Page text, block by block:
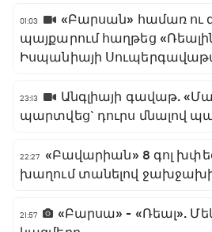
01:03
«Բարսան» համառ ու
պայքարում հաղթեց
Իսպանիայի
23:13
Անգլիայի գավաթ.
պարտվեց` դուրս մնալով
22:27 «Բավարիան» 8 գոլ
խաղում տանելով
21:57
«Բարսա» - «Ռեալ».